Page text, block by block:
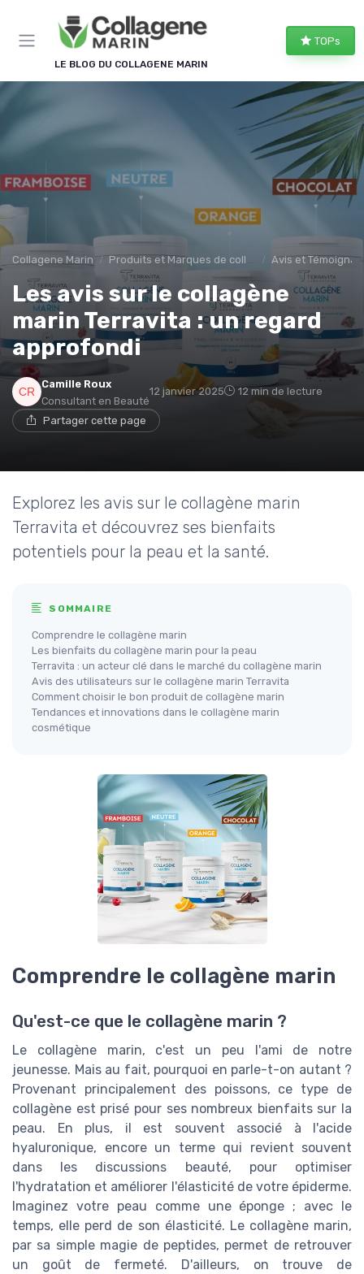
LE BLOG DU COLLAGENE MARIN
TOPs
Collagene Marin Produits et Marques de collagene marin Avis et
Les avis sur le collagène
marin Terravita : un regard
approfondi
Camille Roux
Consultant en Beauté
12 janvier 2025 12 min de lecture
Partager cette page
Explorez les avis sur le collagène marin
Terravita et découvrez ses bienfaits
potentiels pour la peau et la santé.
SOMMAIRE
Comprendre le collagène marin
Les bienfaits du collagène marin pour la peau
Terravita : un acteur clé dans le marché du collagène marin
Avis des utilisateurs sur le collagène marin Terravita
Comment choisir le bon produit de collagène marin
Tendances et innovations dans le collagène marin
cosmétique
Comprendre le collagène marin
Qu'est-ce que le collagène marin ?
Le collagène marin, c'est un peu l'ami de notre
jeunesse. Mais au fait, pourquoi en parle-t-on autant ?
Provenant principalement des poissons, ce type de
collagène est prisé pour ses nombreux bienfaits sur la
peau. En plus, il est souvent associé à l'acide
hyaluronique, encore un terme qui revient souvent
dans les discussions beauté, pour optimiser
l'hydratation et améliorer l'élasticité de votre épiderme.
Imaginez votre peau comme une éponge ; avec le
temps, elle perd de son élasticité. Le collagène marin,
par sa simple magie de peptides, permet de retrouver
un goût de fermeté. D'ailleurs, on trouve de